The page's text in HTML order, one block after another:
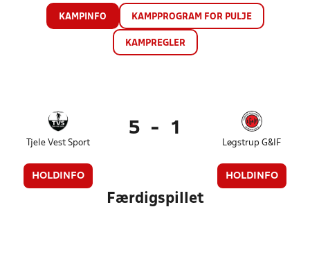
KAMPINFO KAMPPROGRAM FOR PULJE
KAMPREGLER
Tjele Vest Sport
HOLDINFO
5 - 1
Løgstrup G&IF
HOLDINFO
Færdigspillet